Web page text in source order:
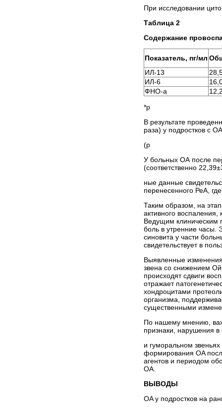
При исследовании
Таблица 2
Содержание
Показатель, пг/мл
ИЛ-13
ИЛ-6
ФНО-а
*р
В результате
раза) у подростков с
(р
У больных ОА после
(соответственно
ные данные
перенесенного РеА,
Таким образом, на
активного
Ведущим клиническим
боль в утренние часы.
синовита у части
свидетельствует в
Выявленные
звена со снижением
происходят сдвиги
отражает
хондроцитами
организма,
существенными
По нашему мнению,
признаки, нарушения
и гуморальном
формирования OA
агентов и периодом
OA.
ВЫВОДЫ
OA у подростков на